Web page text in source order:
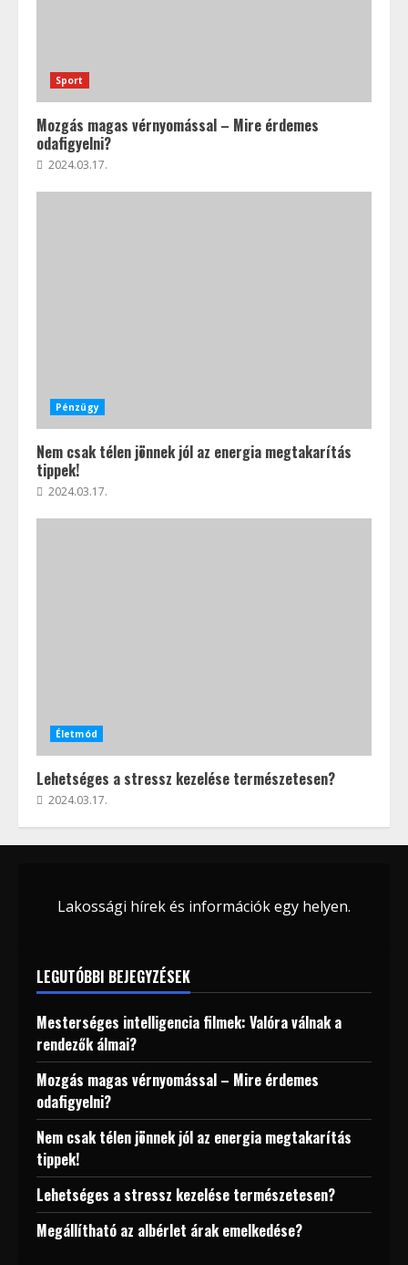
Sport
Mozgás magas vérnyomással – Mire érdemes
odafigyelni?
2024.03.17.
Pénzügy
Nem csak télen jönnek jól az energia megtakarítás
tippek!
2024.03.17.
Életmód
Lehetséges a stressz kezelése természetesen?
2024.03.17.
Lakossági hírek és információk egy helyen.
LEGUTÓBBI BEJEGYZÉSEK
Mesterséges intelligencia filmek: Valóra válnak a
rendezők álmai?
Mozgás magas vérnyomással – Mire érdemes
odafigyelni?
Nem csak télen jönnek jól az energia megtakarítás
tippek!
Lehetséges a stressz kezelése természetesen?
Megállítható az albérlet árak emelkedése?